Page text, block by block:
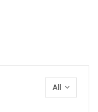
All